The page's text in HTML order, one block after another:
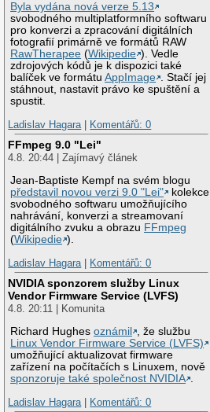
Byla vydána nová verze 5.13
svobodného multiplatformního softwaru
pro konverzi a zpracování digitálních
fotografií primárně ve formátů RAW
RawTherapee (Wikipedie ). Vedle
zdrojových kódů je k dispozici také
balíček ve formátuAppImage . Stačí jej
stáhnout, nastavit právo ke spuštění a
spustit.
Ladislav Hagara
Komentářů: 0
FFmpeg 9.0 "Lei"
4.8. 20:44 | Zajímavý článek
Jean-Baptiste Kempf na svém blogu
představil novou verzi 9.0 "Lei"
kolekce
svobodného softwaru umožňujícího
nahrávání, konverzi a streamovaní
digitálního zvuku a obrazu FFmpeg
(Wikipedie ).
Ladislav Hagara | Komentářů: 0
NVIDIA sponzorem služby Linux
Vendor Firmware Service (LVFS)
4.8. 20:11 | Komunita
Richard Hughesoznámil
, že službu
Linux Vendor Firmware Service (LVFS)
umožňující aktualizovat firmware
zařízení na počítačích s Linuxem, nově
sponzoruje také společnost NVIDIA .
Ladislav Hagara | Komentářů: 0